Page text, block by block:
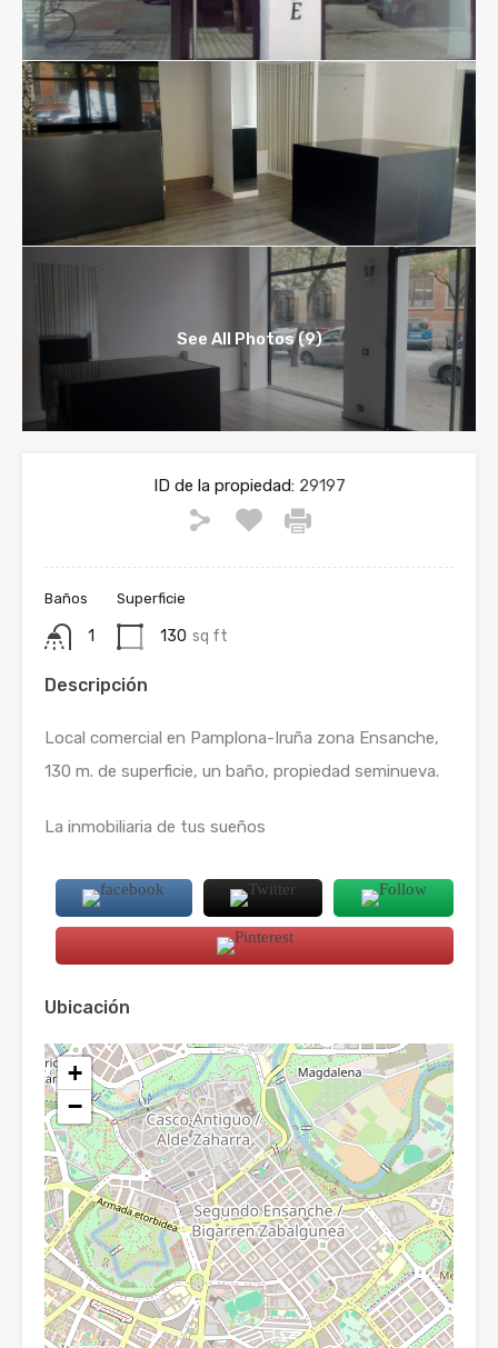
See All Photos (9)
ID de la propiedad:29197
Baños
1
Superficie
130 sq ft
Descripción
Local comercial en Pamplona-Iruña zona Ensanche,
130 m. de superficie, un baño, propiedad seminueva.
La inmobiliaria de tus sueños
Ubicación
+
−